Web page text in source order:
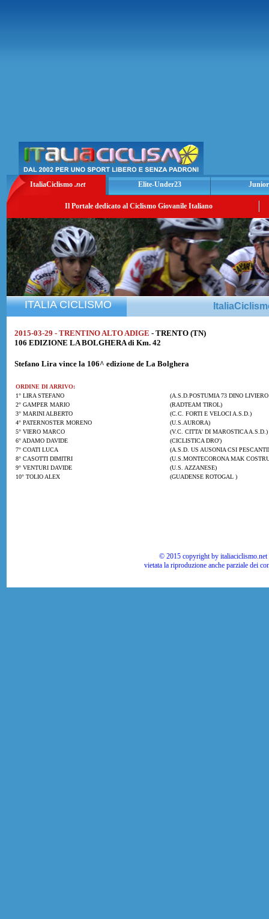
ItaliaCiclismo .net Elite-Under23
Il Portale dedicato al Ciclismo Giovanile Italiano
ITALIA CICLISMO
2015-03-29 - TRENTINO ALTO ADIGE - TRENTO (TN)
106 EDIZIONE LA BOLGHERA di Km. 42
Stefano Lira vince la 106^ edizione de La Bolghera
ORDINE DI ARRIVO:
1° LIRA STEFANO
(A.S.D.POSTUMIA 73 DINO
2° GAMPER MARIO
(RADTEAM TIROL)
3° MARINI ALBERTO
(C.C. FORTI E VELOCI A.S.D.)
4° PATERNOSTER MORENO
(U.S.AURORA)
5° VIERO MARCO
(V.C. CITTA' DI MAROSTICA A.S.D.)
6° ADAMO DAVIDE
(CICLISTICA DRO')
7° COATI LUCA
(A.S.D. US AUSONIA CSI
8° CASOTTI DIMITRI
(U.S.MONTECORONA MAK
9° VENTURI DAVIDE
(U.S. AZZANESE)
10° TOLIO ALEX
(GUADENSE ROTOGAL )
© 2015 copyright by
vietata la riproduzione anche parziale dei